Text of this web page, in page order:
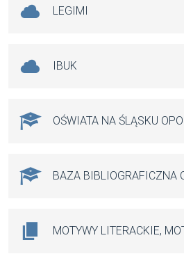
LEGIMI
IBUK
OŚWIATA NA ŚLĄSKU
BAZA BIBLIOGRAFICZNA
MOTYWY LITERACKIE,